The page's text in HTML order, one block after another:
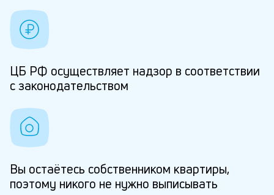
ЦБ РФ осуществляет надзор в соответствии
с законодательством
Вы остаётесь собственником квартиры,
поэтому никого не нужно выписывать